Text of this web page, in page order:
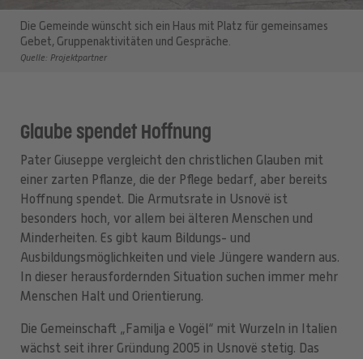
Die Gemeinde wünscht sich ein Haus mit Platz für gemeinsames
Gebet, Gruppenaktivitäten und Gespräche.
Quelle: Projektpartner
Glaube spendet Hoffnung
Pater Giuseppe vergleicht den christlichen Glauben mit
einer zarten Pflanze, die der Pflege bedarf, aber bereits
Hoffnung spendet. Die Armutsrate in Usnovë ist
besonders hoch, vor allem bei älteren Menschen und
Minderheiten. Es gibt kaum Bildungs- und
Ausbildungsmöglichkeiten und viele Jüngere wandern aus.
In dieser herausfordernden Situation suchen immer mehr
Menschen Halt und Orientierung.
Die Gemeinschaft „Familja e Vogël“ mit Wurzeln in Italien
wächst seit ihrer Gründung 2005 in Usnovë stetig. Das